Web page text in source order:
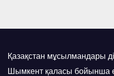
Қазақстан мұсылмандары
Шымкент қаласы бойынша